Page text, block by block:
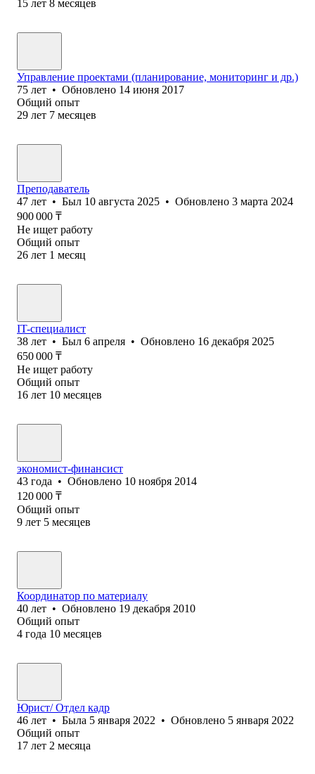
15 лет 8 месяцев
Управление проектами (планирование, мониторинг и др.)
75 лет • Обновлено 14 июня 2017
Общий опыт
29 лет 7 месяцев
Преподаватель
47 лет • Был 10 августа 2025 • Обновлено 3 марта 2024
900 000 ₸
Не ищет работу
Общий опыт
26 лет 1 месяц
IT-специалист
38 лет • Был 6 апреля • Обновлено 16 декабря 2025
650 000 ₸
Не ищет работу
Общий опыт
16 лет 10 месяцев
экономист-финансист
43 года • Обновлено 10 ноября 2014
120 000 ₸
Общий опыт
9 лет 5 месяцев
Координатор по материалу
40 лет • Обновлено 19 декабря 2010
Общий опыт
4 года 10 месяцев
Юрист/ Отдел кадр
46 лет • Была 5 января 2022 • Обновлено 5 января 2022
Общий опыт
17 лет 2 месяца